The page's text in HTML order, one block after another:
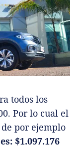
todos los
Por lo cual el
por ejemplo
$1.097.176